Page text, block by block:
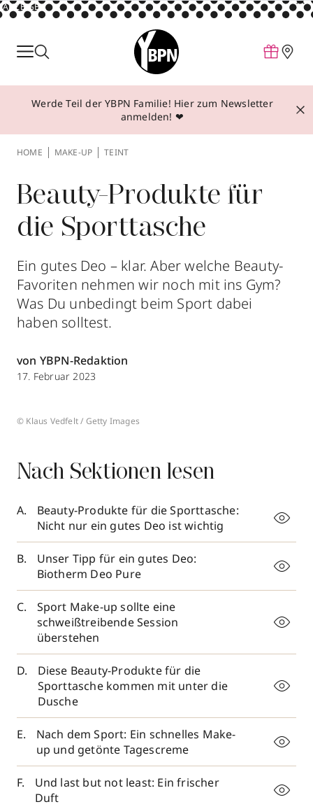
ANZEIGE
Parfum
Make-up
Behandlungen
Über YBPN
Aktionen
Storefinder
Werde Teil der YBPN Familie! Hier zum Newsletter
anmelden! ❤
HOME MAKE-UP TEINT
Beauty-Produkte für
die Sporttasche
Ein gutes Deo – klar. Aber welche Beauty-
Favoriten nehmen wir noch mit ins Gym?
Was Du unbedingt beim Sport dabei
haben solltest.
von YBPN-Redaktion
17. Februar 2023
© Klaus Vedfelt / Getty Images
Nach Sektionen lesen
Beauty-Produkte für die Sporttasche:
Nicht nur ein gutes Deo ist wichtig
Unser Tipp für ein gutes Deo:
Biotherm Deo Pure
Sport Make-up sollte eine
schweißtreibende Session
überstehen
Diese Beauty-Produkte für die
Sporttasche kommen mit unter die
Dusche
Nach dem Sport: Ein schnelles Make-
up und getönte Tagescreme
Und last but not least: Ein frischer
Duft